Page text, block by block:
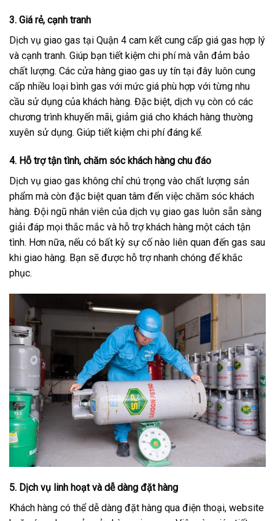
3. Giá rẻ, cạnh tranh
Dịch vụ giao gas tại Quận 4 cam kết cung cấp giá gas hợp lý
và cạnh tranh. Giúp bạn tiết kiệm chi phí mà vẫn đảm bảo
chất lượng. Các cửa hàng giao gas uy tín tại đây luôn cung
cấp nhiều loại bình gas với mức giá phù hợp với từng nhu
cầu sử dụng của khách hàng. Đặc biệt, dịch vụ còn có các
chương trình khuyến mãi, giảm giá cho khách hàng thường
xuyên sử dụng. Giúp tiết kiệm chi phí đáng kể.
4. Hỗ trợ tận tình, chăm sóc khách hàng chu đáo
Dịch vụ giao gas không chỉ chú trọng vào chất lượng sản
phẩm mà còn đặc biệt quan tâm đến việc chăm sóc khách
hàng. Đội ngũ nhân viên của dịch vụ giao gas luôn sẵn sàng
giải đáp mọi thắc mắc và hỗ trợ khách hàng một cách tận
tình. Hơn nữa, nếu có bất kỳ sự cố nào liên quan đến gas sau
khi giao hàng. Bạn sẽ được hỗ trợ nhanh chóng để khắc
phục.
5. Dịch vụ linh hoạt và dễ dàng đặt hàng
Khách hàng có thể dễ dàng đặt hàng qua điện thoại, website